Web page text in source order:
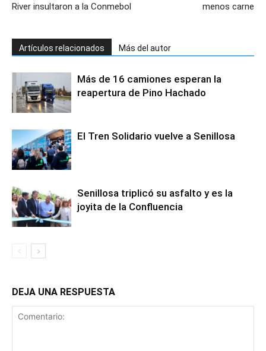
River insultaron a la Conmebol
menos carne
Artículos relacionados Más del autor
Más de 16 camiones esperan la
reapertura de Pino Hachado
El Tren Solidario vuelve a Senillosa
Senillosa triplicó su asfalto y es la
joyita de la Confluencia
DEJA UNA RESPUESTA